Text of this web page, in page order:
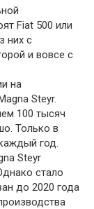
Fiat 500 или
них с
и вовсе с
на
Steyr.
100 тысяч
Только в
год.
Steyr
стало
до 2020 года